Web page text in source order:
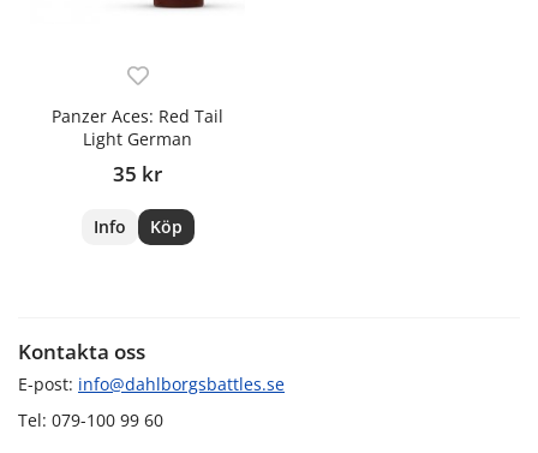
Panzer Aces: Red Tail
Light German
35 kr
Info Köp
Kontakta oss
E-post: info@dahlborgsbattles.se
Tel: 079-100 99 60